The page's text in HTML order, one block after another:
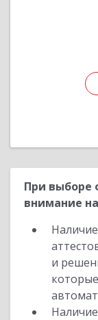
При выборе
внимание
и